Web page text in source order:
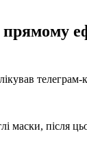
після